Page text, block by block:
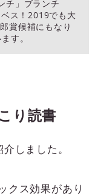
チ」ブランチ
ス！2019でも大
賞候補にもなり
す。
り読書
しました。
クス効果があり